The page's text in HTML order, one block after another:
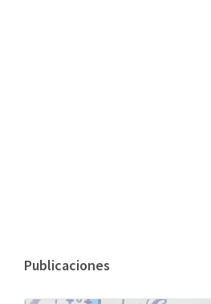
Publicaciones